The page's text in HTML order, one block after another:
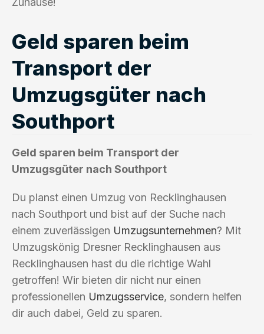
Geld sparen beim
Transport der
Umzugsgüter nach
Southport
Geld sparen beim Transport der
Umzugsgüter nach Southport
Du planst einen Umzug von Recklinghausen
nach Southport und bist auf der Suche nach
einem zuverlässigen Umzugsunternehmen? Mit
Umzugskönig Dresner Recklinghausen aus
Recklinghausen hast du die richtige Wahl
getroffen! Wir bieten dir nicht nur einen
professionellen Umzugsservice, sondern helfen
dir auch dabei, Geld zu sparen.